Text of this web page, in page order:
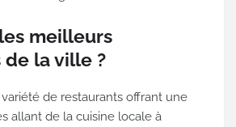
meilleurs
la ville ?
de restaurants offrant une
allant de la cuisine locale à